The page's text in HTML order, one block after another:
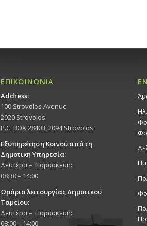
ΕΠΙΚΟΙΝΩΝΙΑ
Address:
100 Strovolos Avenue
2020 Strovolos
P.C. BOX 28403, 2094 Strovolos
Εξυπηρέτηση Κοινού από τη
Δημοτική Υπηρεσία:
Δευτέρα – Παρασκευή:
08:30 – 14:00
Ωράριο λειτουργίας Δημοτικού
Ταμείου:
Δευτέρα – Παρασκευή:
08:00 – 14:00